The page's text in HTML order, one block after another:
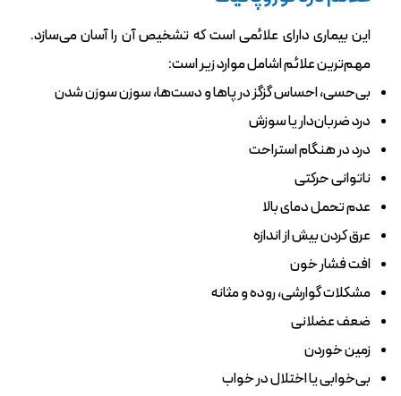
این بیماری دارای علائمی است که تشخیص آن ‌‌را آسان می‌سازد‌.
مهم‌ترین علائم اشامل موارد زیر است:
بی‌حسی، ‌احساس گزگز در پاها و دست‌ها،‌ سوزن سوزن شدن
درد ضربان‌دار یا‌ سوزش
درد در هنگام استراحت
ناتوانی حرکتی
عدم تحمل دمای بالا
عرق‌ کردن بیش از اندازه
افت فشار خون
مشکلات گوارشی، روده و مثانه
ضعف عضلانی
زمین خوردن
بی‌خوابی یا اختلال در خواب